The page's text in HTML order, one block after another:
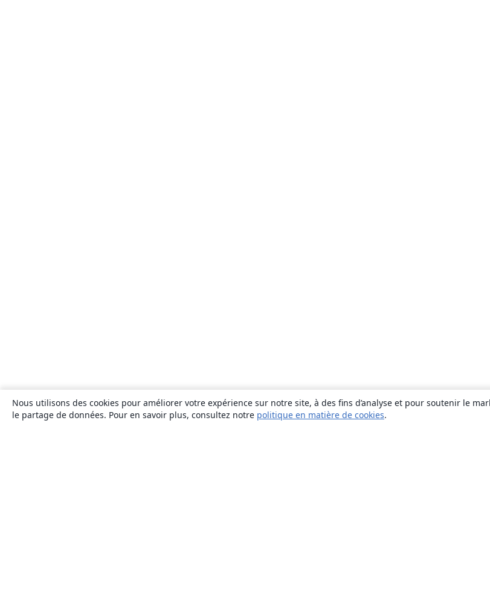
Nous utilisons des cookies pour améliorer votre expérience sur notre site, à des fins d’analyse et pour soutenir le
le partage de données. Pour en savoir plus, consultez notre politique en matière de cookies.